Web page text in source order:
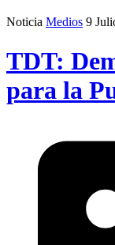
Noticia Medios 9
TDT:
para la